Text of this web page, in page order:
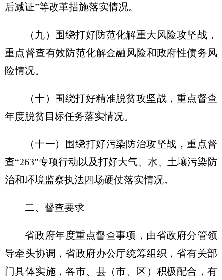
后减证”等改革措施落实情况。
（九）围绕打好防范化解重大风险攻坚战，
重点督查有效防范化解金融风险和政府性债务风
险情况。
（十）围绕打好精准脱贫攻坚战，重点督查
年度脱贫目标任务落实情况。
（十一）围绕打好污染防治攻坚战，重点督
查“263”专项行动以及打好大气、水、土壤污染防
治和环境监察执法四场硬仗落实情况。
二、督查要求
省政府年度重点督查事项，由省政府分管领
导牵头协调，省政府办公厅统筹组织，省有关部
门具体实施，各市、县（市、区）积极配合，有